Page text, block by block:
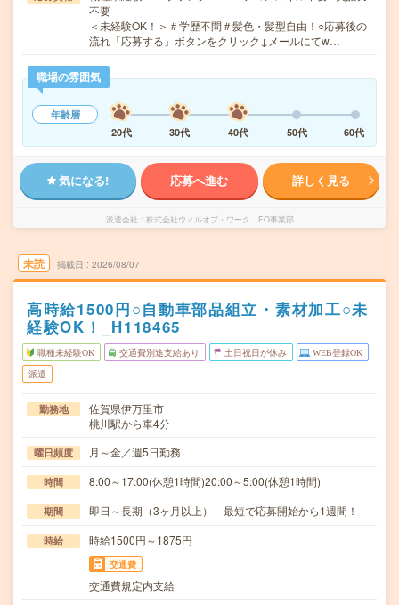
不要
＜未経験OK！＞＃学歴不問＃髪色・髪型自由！○応募後の
流れ「応募する」ボタンをクリック↓メールにてw…
職場の雰囲気
年齢層
20代
30代 40代 50代 60代
気になる! 応募へ進む 詳しく見る
派遣会社 株式会社ウィルオブ・ワーク FO事業部
未読 掲載日 2026/08/07
高時給1500円○自動車部品組立・素材加工○未
経験OK！_H118465
職種未経験OK 交通費別途支給あり 土日祝日が休み WEB登録OK
派遣
勤務地
佐賀県伊万里市
桃川駅から車4分
曜日頻度 月～金／週5日勤務
時間 8:00～17:00(休憩1時間)20:00～5:00(休憩1時間)
期間 即日～長期（3ヶ月以上） 最短で応募開始から1週間！
時給 時給1500円～1875円
交通費
交通費規定内支給